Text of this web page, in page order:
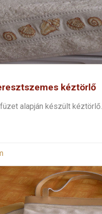
kéztörlő
alapján készült kéztörlő.